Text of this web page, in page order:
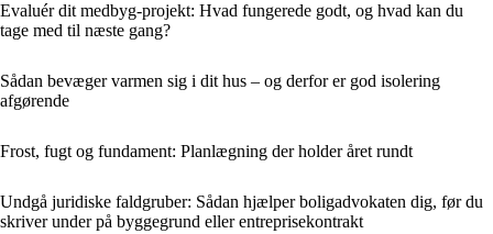
Evaluér dit medbyg-projekt: Hvad fungerede godt, og hvad kan du
tage med til næste gang?
Sådan bevæger varmen sig i dit hus – og derfor er god isolering
afgørende
Frost, fugt og fundament: Planlægning der holder året rundt
Undgå juridiske faldgruber: Sådan hjælper boligadvokaten dig, før du
skriver under på byggegrund eller entreprisekontrakt